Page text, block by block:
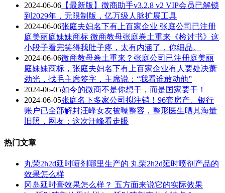
2024-06-06 【最新版】微商助手v3.2.8 v2 VIP会员已解锁
到2029年，无限制版，亿万级人脉扩展工具
2024-06-06张庭夫妇名下有上百家企业 张庭公司已注册
庭美丽庭妹妹商标 微商教母张庭卷土重来《检讨书》这
小段子看完笑得我肚子疼，太有内涵了，你细品。
2024-06-06微商教母卷土重来？张庭公司已注册庭美丽
庭妹妹商标，张庭夫妇名下有上百家企业有人要处决萧
劲光，找毛主席签字，主席说：“我看谁敢动他”
2024-06-05如今的微商不是你想干，而是国家要干！
2024-06-05张庭名下多家公司拟注销！96套房产、银行
账户已全部解封汪峰女友被曝整容，整形医生晒其海量
旧照，网友：这次汪峰看走眼
热门文章
丸荣2h2d延时喷剂哪里生产的 丸荣2h2d延时喷剂产品的
效果怎么样
冈岛延时膏效果怎么样？ 五方面来说它的实际效果